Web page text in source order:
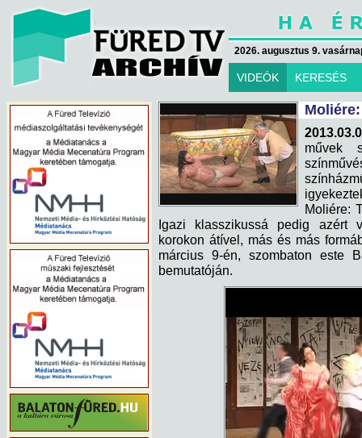
2026. augusztus 9.
VIDEÓK KERESÉS
művek
Moliére:
Igazi klasszikussá pedig azért
korokon átível, más és más
március 9-én, szombaton este
bemutatóján.